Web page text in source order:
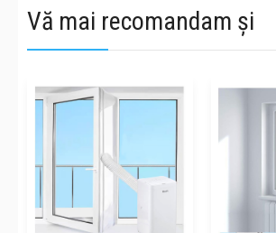
Vă mai recomandam și